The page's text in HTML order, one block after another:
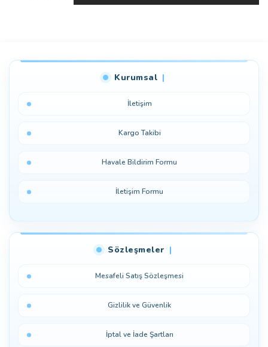
Kurumsal
İletişim
Kargo Takibi
Havale Bildirim Formu
İletişim Formu
Sözleşmeler
Mesafeli Satış Sözleşmesi
Gizlilik ve Güvenlik
İptal ve İade Şartları